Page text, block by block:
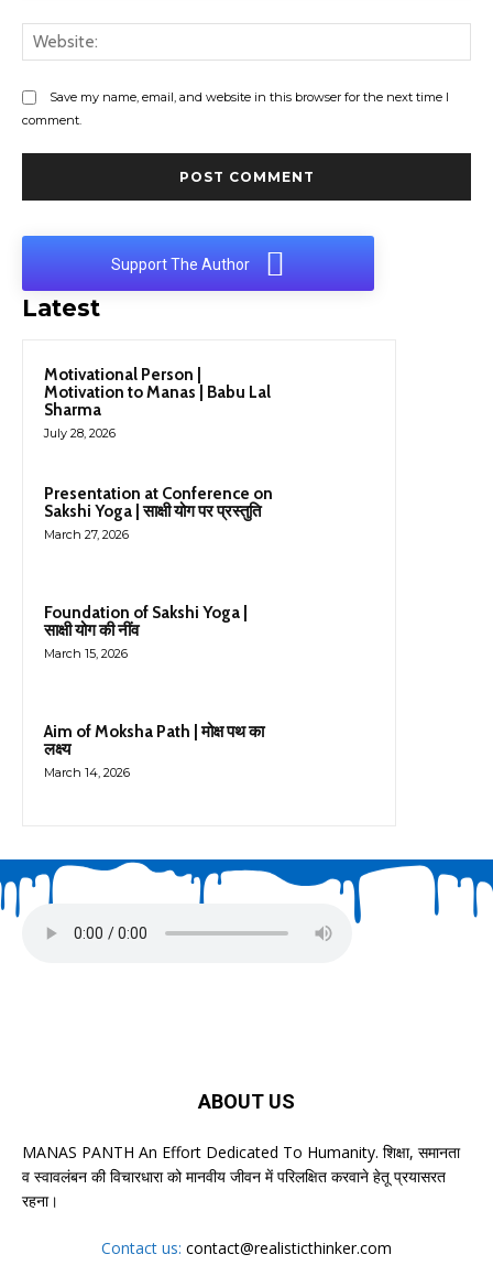
Save my name, email, and website in this browser for the next time I
comment.
Support The Author
Latest
Motivational Person |
Motivation to Manas | Babu Lal
Sharma
July 28, 2026
Presentation at Conference on
Sakshi Yoga | साक्षी योग पर प्रस्तुति
March 27, 2026
Foundation of Sakshi Yoga |
साक्षी योग की नींव
March 15, 2026
Aim of Moksha Path | मोक्ष पथ का
लक्ष्य
March 14, 2026
ABOUT US
MANAS PANTH An Effort Dedicated To Humanity. शिक्षा, समानता
व स्वावलंबन की विचारधारा को मानवीय जीवन में परिलक्षित करवाने हेतू प्रयासरत
रहना।
Contact us: contact@realisticthinker.com